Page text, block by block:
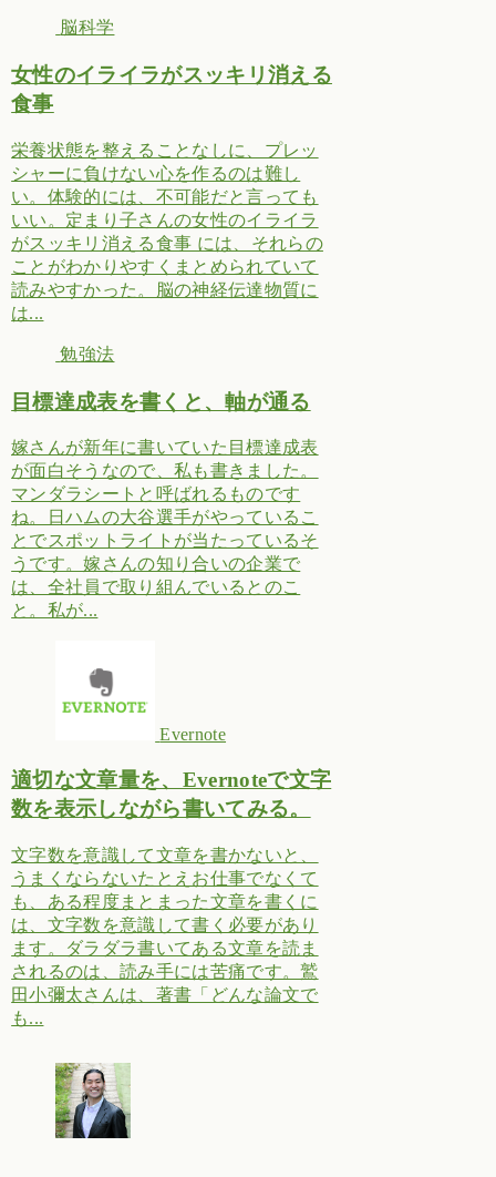
脳科学
女性のイライラがスッキリ消える
食事
栄養状態を整えることなしに、プレッ
シャーに負けない心を作るのは難し
い。体験的には、不可能だと言っても
いい。定まり子さんの女性のイライラ
がスッキリ消える食事 には、それらの
ことがわかりやすくまとめられていて
読みやすかった。脳の神経伝達物質に
は...
勉強法
目標達成表を書くと、軸が通る
嫁さんが新年に書いていた目標達成表
が面白そうなので、私も書きました。
マンダラシートと呼ばれるものです
ね。日ハムの大谷選手がやっているこ
とでスポットライトが当たっているそ
うです。嫁さんの知り合いの企業で
は、全社員で取り組んでいるとのこ
と。私が...
Evernote
適切な文章量を、Evernoteで文字
数を表示しながら書いてみる。
文字数を意識して文章を書かないと、
うまくならないたとえお仕事でなくて
も、ある程度まとまった文章を書くに
は、文字数を意識して書く必要があり
ます。ダラダラ書いてある文章を読ま
されるのは、読み手には苦痛です。鷲
田小彌太さんは、著書「どんな論文で
も...